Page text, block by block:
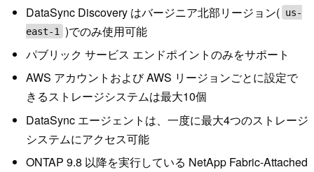
DataSync Discovery はバージニア北部リージョン( us-
east-1
)でのみ使用可能
パブリック サービス エンドポイントのみをサポート
AWS アカウントおよび AWS リージョンごとに設定で
きるストレージシステムは最大10個
DataSync エージェントは、一度に最大4つのストレージ
システムにアクセス可能
ONTAP 9.8 以降を実行している NetApp Fabric-Attached